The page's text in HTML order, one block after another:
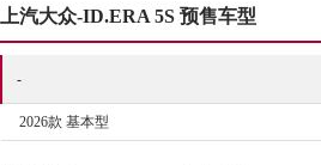
上汽大众-ID.ERA 5S 预售车型
-
2026款 基本型